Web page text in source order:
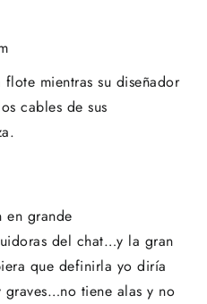
mientras su diseñador
cables de sus
en grande
del chat…y la gran
que definirla yo diría
tiene alas y no